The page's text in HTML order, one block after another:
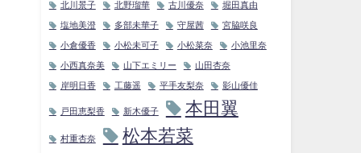
北川景子 北野瑠華 古川優奈 堀田真由
塩地美澄 多部未華子 守屋茜 宮脇咲良
小倉優香 小松未可子 小松菜奈 小池里奈
小西真奈美 山下エミリー 山田杏奈
岸明日香 工藤遥 平手友梨奈 影山優佳
戸田恵梨香 新木優子 本田翼
村重杏奈
松本若菜